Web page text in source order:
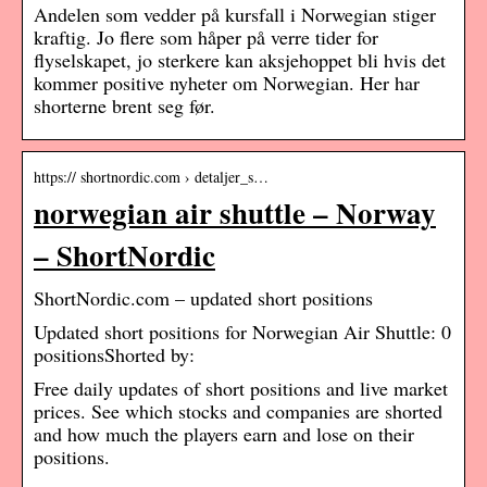
Andelen som vedder på kursfall i Norwegian stiger
kraftig. Jo flere som håper på verre tider for
flyselskapet, jo sterkere kan aksjehoppet bli hvis det
kommer positive nyheter om Norwegian. Her har
shorterne brent seg før.
https:// shortnordic.com › detaljer_s…
norwegian air shuttle – Norway
– ShortNordic
ShortNordic.com – updated short positions
Updated short positions for Norwegian Air Shuttle: 0
positionsShorted by:
Free daily updates of short positions and live market
prices. See which stocks and companies are shorted
and how much the players earn and lose on their
positions.